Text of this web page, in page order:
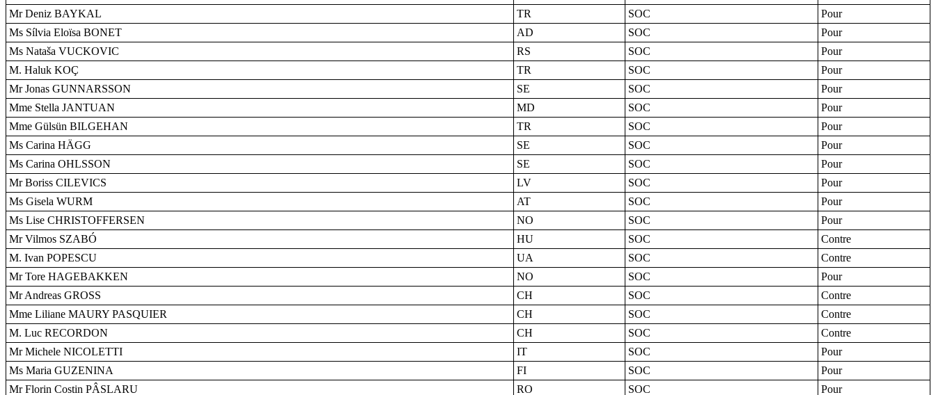
Mr Deniz BAYKAL
TR SOC
Pour
Ms Sílvia Eloïsa BONET
AD SOC
Pour
Ms Nataša VUCKOVIC
RS SOC
Pour
M. Haluk KOÇ
TR SOC
Pour
Mr Jonas GUNNARSSON
SE SOC
Pour
Mme Stella JANTUAN
MD SOC
Pour
Mme Gülsün BILGEHAN
TR SOC
Pour
Ms Carina HÄGG
SE SOC
Pour
Ms Carina OHLSSON
SE SOC
Pour
Mr Boriss CILEVICS
LV SOC
Pour
Ms Gisela WURM
AT SOC
Pour
Ms Lise CHRISTOFFERSEN
NO SOC
Pour
Mr Vilmos SZABÓ
HU SOC
Contre
M. Ivan POPESCU
UA SOC
Contre
Mr Tore HAGEBAKKEN
NO SOC
Pour
Mr Andreas GROSS
CH SOC
Contre
Mme Liliane MAURY PASQUIER
CH SOC
Contre
M. Luc RECORDON
CH SOC
Contre
Mr Michele NICOLETTI
IT SOC
Pour
Ms Maria GUZENINA
FI SOC
Pour
Mr Florin Costin PÂSLARU
RO SOC Pour